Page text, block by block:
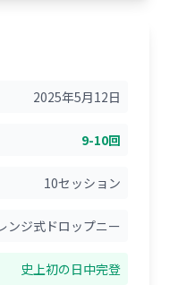
2025年5月12日
9-10回
10セッション
ンジ式ドロップニー
史上初の日中完登